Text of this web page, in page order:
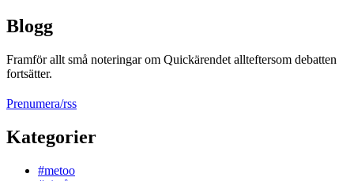
Blogg
Framför allt små noteringar om Quickärendet allteftersom debatten
fortsätter.
Prenumera/rss
Kategorier
#metoo